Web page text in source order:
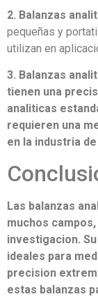
2. Balanzas
pequeñas y
utilizan en
3. Balanzas
tienen una
analiticas
requieren una
en la industria
Las balanzas
muchos
investigacion.
ideales para
precision
estas balanzas